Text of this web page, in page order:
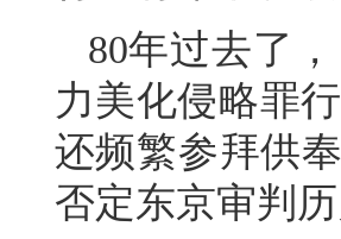
80年过去了
力美化侵略罪
还频繁参拜供
否定东京审判